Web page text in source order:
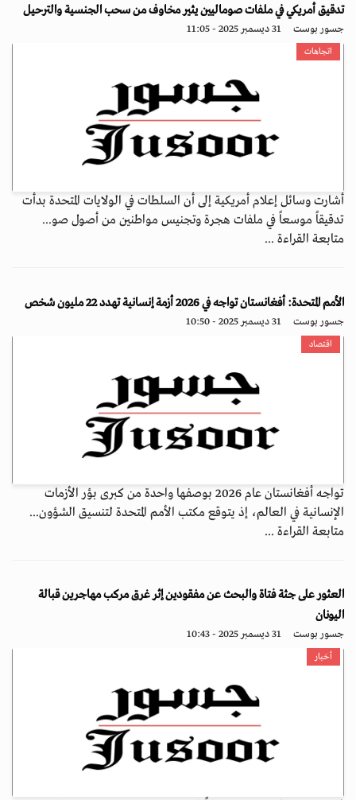
تدقيق أمريكي في ملفات صوماليين يثير مخاوف من سحب الجنسية والترحيل
جسور بوست 31 ديسمبر 2025 - 11:05
اتجاهات
أشارت وسائل إعلام أمريكية إلى أن السلطات في الولايات المتحدة بدأت
تدقيقاً موسعاً في ملفات هجرة وتجنيس مواطنين من أصول صو...
متابعة القراءة ...
الأمم المتحدة: أفغانستان تواجه في 2026 أزمة إنسانية تهدد 22 مليون شخص
جسور بوست 31 ديسمبر 2025 - 10:50
اقتصاد
تواجه أفغانستان عام 2026 بوصفها واحدة من كبرى بؤر الأزمات
الإنسانية في العالم، إذ يتوقع مكتب الأمم المتحدة لتنسيق الشؤون...
متابعة القراءة ...
العثور على جثة فتاة والبحث عن مفقودين إثر غرق مركب مهاجرين قبالة
اليونان
جسور بوست 31 ديسمبر 2025 - 10:43
أخبار